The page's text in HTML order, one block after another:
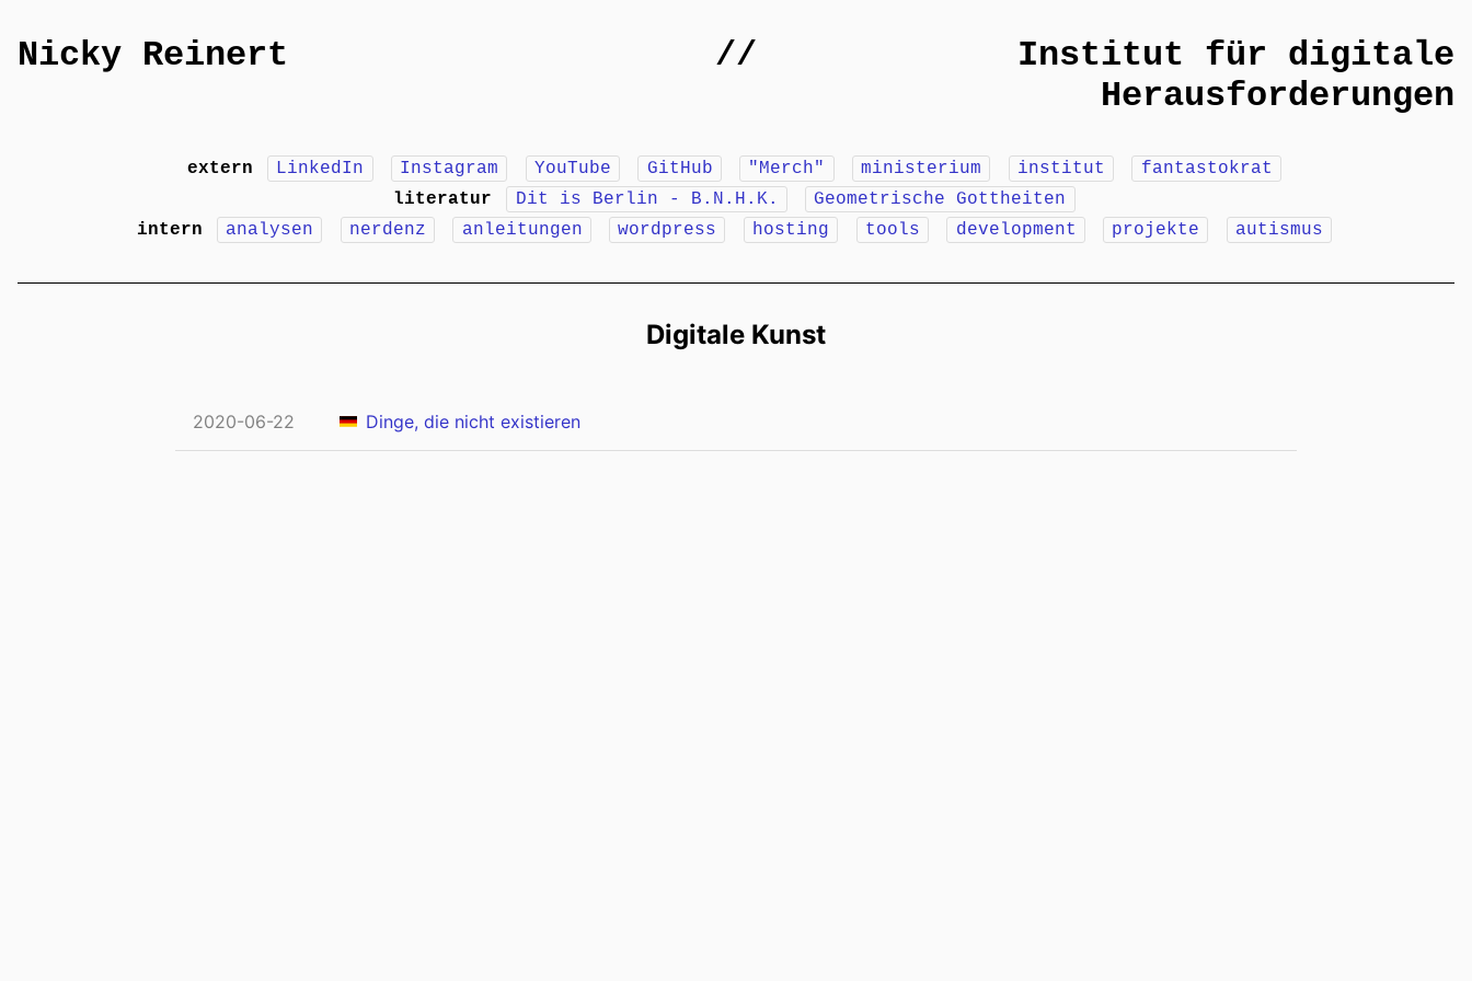
Nicky Reinert //
Institut für digitale
Herausforderungen
extern LinkedIn Instagram YouTube GitHub "Merch" ministerium institut
fantastokrat
literatur
Dit is Berlin - B.N.H.K.
Geometrische Gottheiten
intern
analysen nerdenz anleitungen wordpress hosting tools development projekte autismus
Digitale Kunst
2020-06-22 Dinge, die nicht existieren